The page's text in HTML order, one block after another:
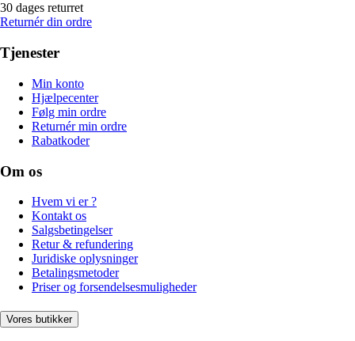
30 dages returret
Returnér din ordre
Tjenester
Min konto
Hjælpecenter
Følg min ordre
Returnér min ordre
Rabatkoder
Om os
Hvem vi er ?
Kontakt os
Salgsbetingelser
Retur & refundering
Juridiske oplysninger
Betalingsmetoder
Priser og forsendelsesmuligheder
Vores butikker